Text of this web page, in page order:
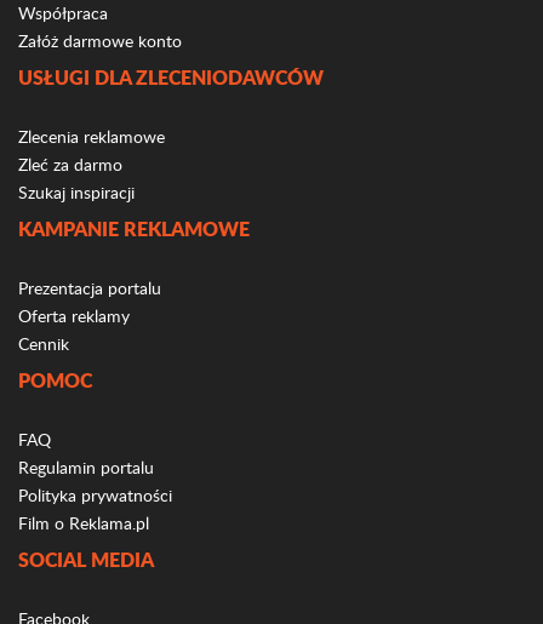
Współpraca
Załóż darmowe konto
USŁUGI DLA ZLECENIODAWCÓW
Zlecenia reklamowe
Zleć za darmo
Szukaj inspiracji
KAMPANIE REKLAMOWE
Prezentacja portalu
Oferta reklamy
Cennik
POMOC
FAQ
Regulamin portalu
Polityka prywatności
Film o Reklama.pl
SOCIAL MEDIA
Facebook